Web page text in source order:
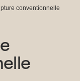
conventionnelle